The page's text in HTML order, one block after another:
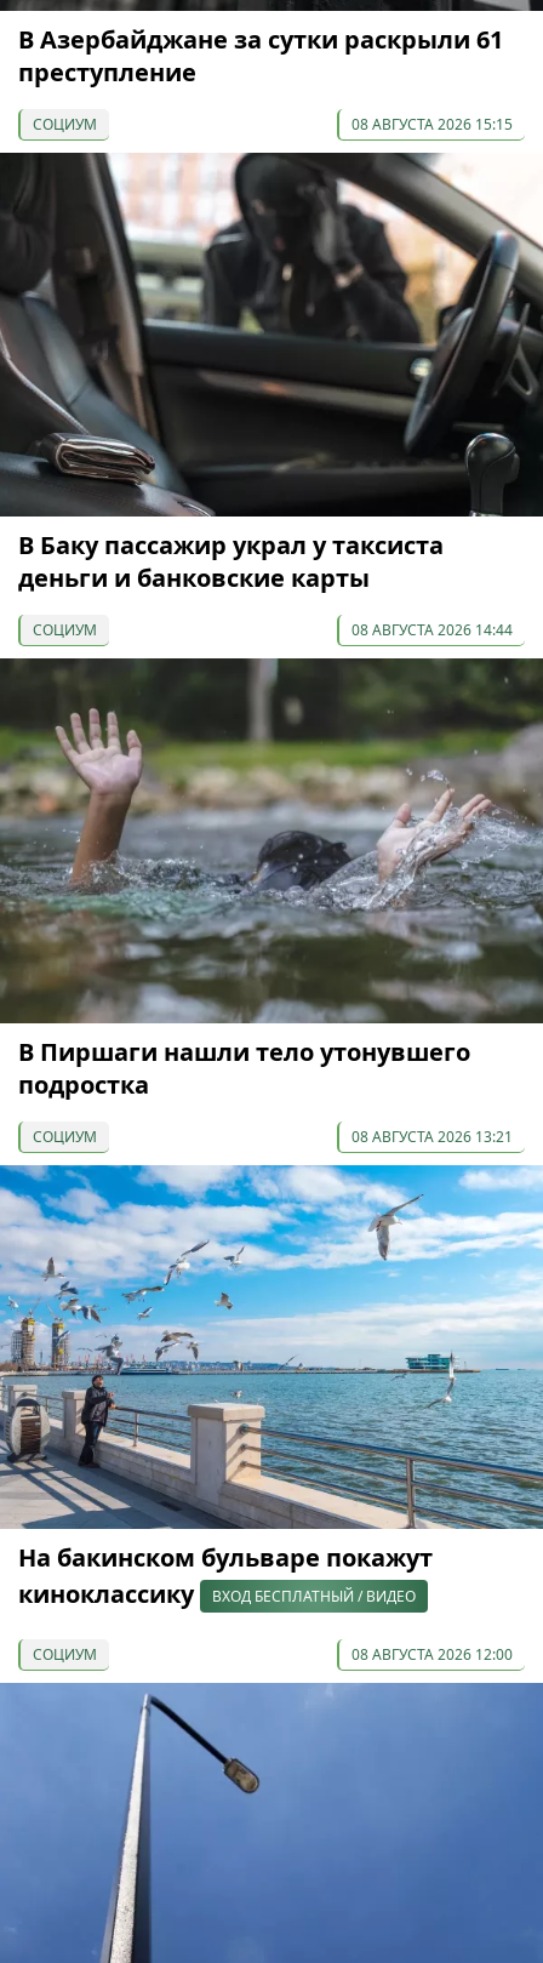
В Азербайджане за сутки раскрыли 61
преступление
СОЦИУМ 08 АВГУСТА 2026 15:15
В Баку пассажир украл у таксиста
деньги и банковские карты
СОЦИУМ 08 АВГУСТА 2026 14:44
В Пиршаги нашли тело утонувшего
подростка
СОЦИУМ 08 АВГУСТА 2026 13:21
На бакинском бульваре покажут
киноклассику
ВХОД БЕСПЛАТНЫЙ / ВИДЕО
СОЦИУМ 08 АВГУСТА 2026 12:00